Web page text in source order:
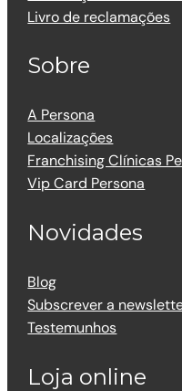
Livro de reclamações
Sobre
A Persona
Localizações
Franchising Clínicas
Vip Card Persona
Novidades
Blog
Subscrever a
Testemunhos
Loja online